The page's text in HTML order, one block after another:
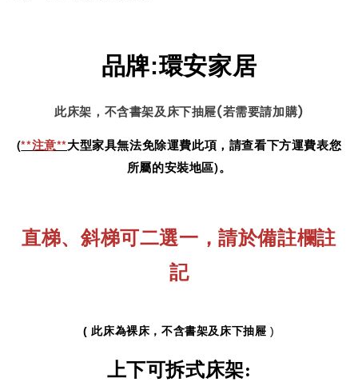
品牌:環安家居
此床架，不含書架及床下抽屜(若需要請加購)
(**注意**大型家具無法免除運費此項，請查看下方運費表您
所屬的安裝地區)。
直梯、斜梯可二選一，請於備註欄註
記
( 此床為裸床，不含書架及床下抽屜 )
上下可拆式床架: